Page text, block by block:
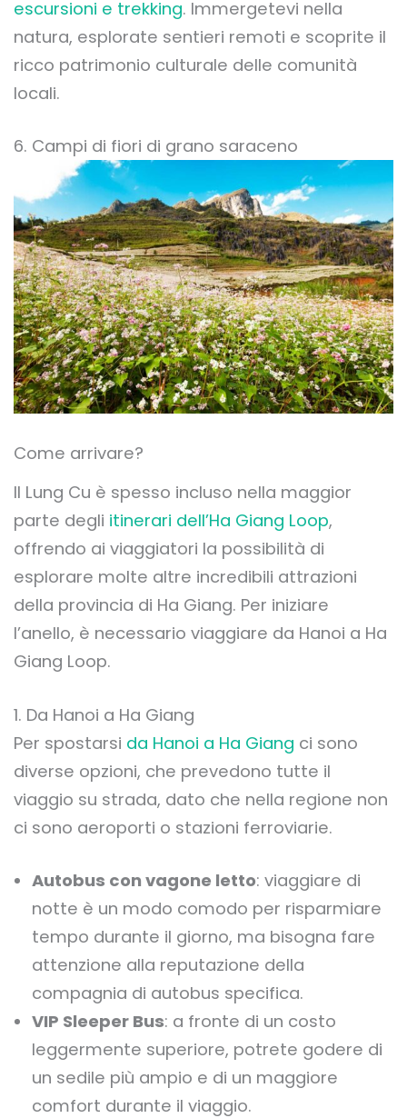
escursioni e trekking. Immergetevi nella
natura, esplorate sentieri remoti e scoprite il
ricco patrimonio culturale delle comunità
locali.
6. Campi di fiori di grano saraceno
Come arrivare?
Il Lung Cu è spesso incluso nella maggior
parte degli itinerari dell’Ha Giang Loop,
offrendo ai viaggiatori la possibilità di
esplorare molte altre incredibili attrazioni
della provincia di Ha Giang. Per iniziare
l’anello, è necessario viaggiare da Hanoi a Ha
Giang Loop.
1. Da Hanoi a Ha Giang
Per spostarsi da Hanoi a Ha Giang ci sono
diverse opzioni, che prevedono tutte il
viaggio su strada, dato che nella regione non
ci sono aeroporti o stazioni ferroviarie.
Autobus con vagone letto: viaggiare di
notte è un modo comodo per risparmiare
tempo durante il giorno, ma bisogna fare
attenzione alla reputazione della
compagnia di autobus specifica.
VIP Sleeper Bus: a fronte di un costo
leggermente superiore, potrete godere di
un sedile più ampio e di un maggiore
comfort durante il viaggio.